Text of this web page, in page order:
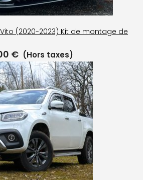
(2020-2023) Kit de montage de
€ (Hors taxes)